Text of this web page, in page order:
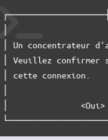
│ Un concentrateur
│ Veuillez confirmer
│ cette
│